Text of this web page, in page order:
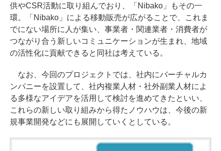
供やCSR活動に取り組んでおり、「Nibako」もその一
環。「Nibako」による移動販売が広がることで、これま
でにない場所に人が集い、事業者・関連業者・消費者が
つながり合う新しいコミュニケーションが生まれ、地域
の活性化に貢献できると同社は考えている。
なお、今回のプロジェクトでは、社内にバーチャルカ
ンパニーを設置して、社内複業人材・社外副業人材によ
る多様なアイデアを活用して検討を進めてきたといい、
これらの新しい取り組みから得たノウハウは、今後の新
規事業開発などにも展開していくとしている。